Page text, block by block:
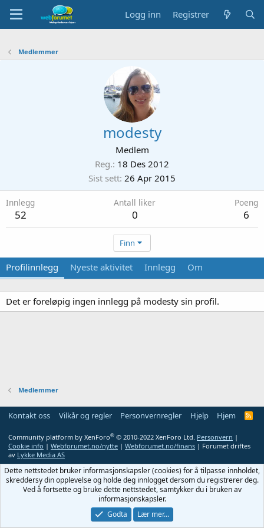
Logg inn Registrer
Medlemmer
modesty
Medlem
Reg. 18 Des 2012
Sist sett 26 Apr 2015
Innlegg
52
Antall liker
0
Poeng
6
Finn
Profilinnlegg Nyeste aktivitet Innlegg Om
Det er foreløpig ingen innlegg på modesty sin profil.
Medlemmer
Kontakt oss Vilkår og regler Personvernregler Hjelp Hjem
R
Community platform by XenForo® © 2010-2022 XenForo Ltd. Personvern |
Cookie info | Webforumet.no/nytte | Webforumet.no/finans | Forumet driftes
av Lykke Media AS
Dette nettstedet bruker informasjonskapsler (cookies) for å tilpasse innholdet,
skreddersy din opplevelse og holde deg innlogget dersom du registrerer deg.
Ved å fortsette og bruke dette nettstedet, samtykker du i bruken av
informasjonskapsler.
Godta
Lær mer…